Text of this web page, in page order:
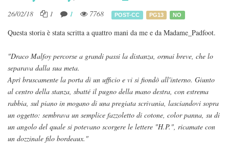
26/02/18 1 1 7768 POST-CC PG13 NO
Questa storia è stata scritta a quattro mani da me e da Madame_Padfoot.
"Draco Malfoy percorse a grandi passi la distanza, ormai breve, che lo
separava dalla sua meta.
Aprì bruscamente la porta di un ufficio e vi si fiondò all'interno. Giunto
al centro della stanza, sbatté il pugno della mano destra, con estrema
rabbia, sul piano in mogano di una pregiata scrivania, lasciandovi sopra
un oggetto: sembrava un semplice fazzoletto di cotone, color panna, su di
un angolo del quale si potevano scorgere le lettere "H.P.", ricamate con
un dozzinale filo bordeaux."